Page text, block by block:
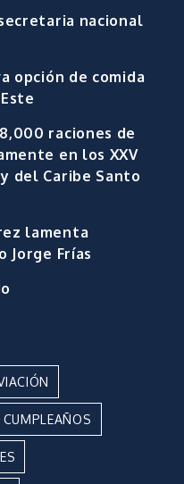
nacional
opción de comida
raciones de
en los XXV
del Caribe Santo
lamenta
Frías
CUMPLEAÑOS